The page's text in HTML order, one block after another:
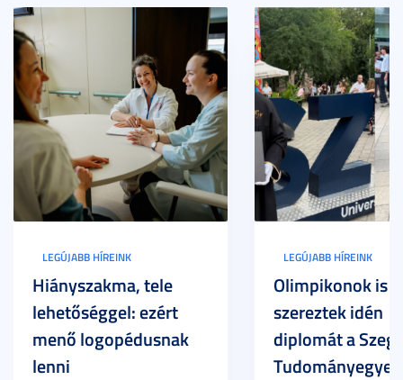
LEGÚJABB HÍREINK
Hiányszakma, tele
lehetőséggel: ezért
menő logopédusnak
lenni
LEGÚJABB HÍREINK
Olimpikonok is
szereztek idén
diplomát a